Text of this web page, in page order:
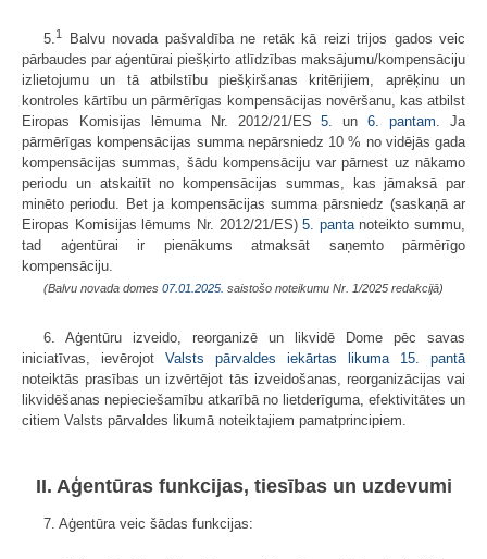
5. 1
Balvu novada pašvaldība ne retāk kā reizi trijos gados veic
pārbaudes par aģentūrai piešķirto atlīdzības maksājumu/kompensāciju
izlietojumu un tā atbilstību piešķiršanas kritērijiem, aprēķinu un
kontroles kārtību un pārmērīgas kompensācijas novēršanu, kas atbilst
Eiropas Komisijas lēmuma Nr. 2012/21/ES5.un6. pantam . Ja
pārmērīgas kompensācijas summa nepārsniedz 10 % no vidējās gada
kompensācijas summas, šādu kompensāciju var pārnest uz nākamo
periodu un atskaitīt no kompensācijas summas, kas jāmaksā par
minēto periodu. Bet ja kompensācijas summa pārsniedz (saskaņā ar
Eiropas Komisijas lēmums Nr. 2012/21/ES)5. pantanoteikto summu,
tad aģentūrai ir pienākums atmaksāt saņemto pārmērīgo
kompensāciju.
(Balvu novada domes 07.01.2025. saistošo noteikumu Nr. 1/2025 redakcijā)
6. Aģentūru izveido, reorganizē un likvidē Dome pēc savas
iniciatīvas, ievērojot Valsts pārvaldes iekārtas likuma
15. pantā
noteiktās prasības un izvērtējot tās izveidošanas, reorganizācijas vai
likvidēšanas nepieciešamību atkarībā no lietderīguma, efektivitātes un
citiem Valsts pārvaldes likumā noteiktajiem pamatprincipiem.
II. Aģentūras funkcijas, tiesības un uzdevumi
7. Aģentūra veic šādas funkcijas: